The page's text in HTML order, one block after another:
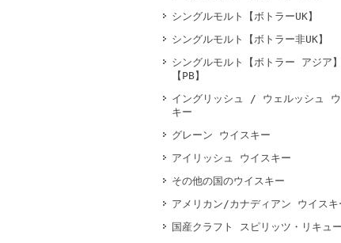
シングルモルト【ボトラーUK】
シングルモルト【ボトラー非UK】
シングルモルト【ボトラー アジア】
【PB】
イングリッシュ / ウェルッシュ ウ
キー
グレーン ウイスキー
アイリッシュ ウイスキー
その他の国のウイスキー
アメリカン/カナディアン ウイスキ
国産クラフト スピリッツ・リキュ